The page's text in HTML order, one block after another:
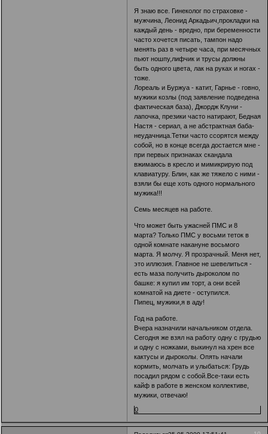
Я знаю все. Гинеколог по страховке -
мужчина, Леонид Аркадьич,прокладки на
каждый день - вредно, при беременности
часто хочется писать, тампон надо
менять раз в четыре часа, при месячных
пьют ношпу,лифчик и трусы должны
быть одного цвета, лак на руках и ногах -
тоже.
Лореаль и Буржуа - катит, Гарнье - говно,
мужики козлы (под заявление подведена
фактическая база), Джордж Клуни -
лапочка, презики часто натирают, Бедная
Настя - сериал, а не абстрактная баба-
неудачница.Тетки часто ссорятся между
собой, но в конце всегда достается мне -
при первых признаках скандала
вжимаюсь в кресло и мимикрирую под
клавиатуру. Блин, как же тяжело с ними -
взяли бы еще хоть одного нормального
мужика!!!
Семь месяцев на работе.
Что может быть ужасней ПМС и 8
марта? Только ПМС у восьми теток в
одной комнате накануне восьмого
марта. Я молчу. Я прозрачный. Меня нет,
это иллюзия. Главное не шевелиться -
есть маза получить дыроколом по
башке: я купил им торт, а они всей
комнатой на диете - оступился.
Пипец, мужики,я в аду!
Год на работе.
Вчера назначили начальником отдела.
Сегодня же взял на работу одну с грудью
и одну с ножками, выкинул на хрен все
кактусы и дыроколы. Опять начали
кормить, молчать и улыбаться: Грудь
посадил рядом с собой.Все-таки есть
кайф в работе в женском коллективе,
мужики, отвечаю!
0